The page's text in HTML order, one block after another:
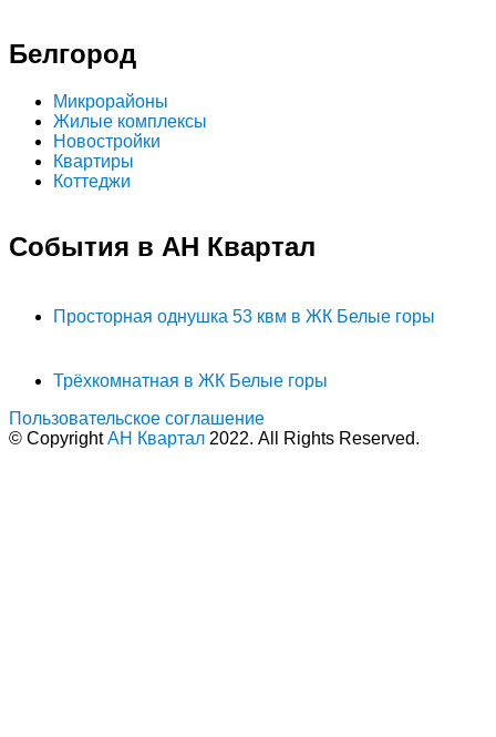
Белгород
Микрорайоны
Жилые комплексы
Новостройки
Квартиры
Коттеджи
События в АН Квартал
Просторная однушка 53 квм в ЖК Белые горы
Трёхкомнатная в ЖК Белые горы
Пользовательское соглашение
© CopyrightАН Квартал 2022. All Rights Reserved.